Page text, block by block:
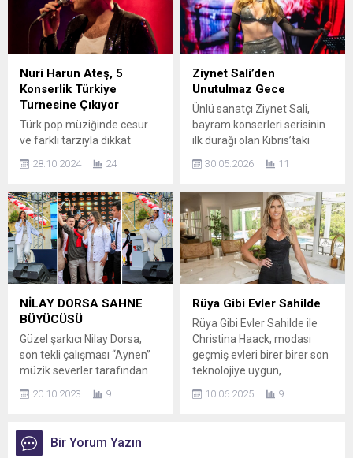
daha güçlü ve daha verimli
hale getirirken karakterlerini
de koruyor. Robert Downey
Jr.’ın Rüya Arabaları, yeni
bölümüyle 23 Aralık
Cumartesi 21.00’de
Discovery’de. Yayınlanacak...
şarkısına sade, beyazlar
içinde, duygusal bir video
klip çekti. Sezen Aksu’nun
evinde çekilen video klibi
unutulmaz dizi
Yargı’nın yönetmeni Ali
atmosferin hakim olduğu
video klipte sanatçının yeni
dünyaya...
Nuri Harun Ateş, 5
Konserlik Türkiye
Turnesine Çıkıyor
Türk pop müziğinde cesur
ve farklı tarzıyla dikkat
Ateş, müzikseverlerle
turneye çıkıyor!!! 7 şehirde
gerçekleşecek olan bu
konser serisi, sanatçının
hayranları için unutulmaz bir
müzikal deneyim sunmayı
vaat ediyor. Yıllardır sahne
performansları ve güçlü
yorumuyla dikkat çeken Nuri
dört...
28.10.2024 24
Ziynet Sali’den
Unutulmaz Gece
Ünlü sanatçı Ziynet Sali,
bayram konserleri serisinin
ilk durağı olan Kıbrıs’taki
Sevilen şarkılarını
seslendiren Sali, izleyicilere
unutulmaz bir gece yaşattı.
Güçlü performansının yanı
sıra şıklığı ve güzelliğiyle de
büyük beğeni toplayan
sanatçı, konser boyunca
dinleyicilerden yoğun alkış
aldı.
30.05.2026 11
NİLAY DORSA SAHNE
BÜYÜCÜSÜ
Güzel şarkıcı Nilay Dorsa,
son tekli çalışması “Aynen”
müzik severler tarafından
büyük ilgi ile karşılanınca
semeresini de görmeye
ardından ilk sahnesini
Çankırı, Şabanözü’nde
20.10.2023 9
Rüya Gibi Evler Sahilde
Rüya Gibi Evler Sahilde ile
Christina Haack, modası
geçmiş evleri birer birer son
teknolojiye uygun,
muhteşem evler haline
getirmeye devam ediyor.
10.06.2025 9
Bir Yorum Yazın